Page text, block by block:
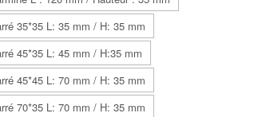
35*35 L: 35 mm / H: 35 mm
45*35 L: 45 mm / H:35 mm
45*45 L: 70 mm / H: 35 mm
70*35 L: 70 mm / H: 35 mm